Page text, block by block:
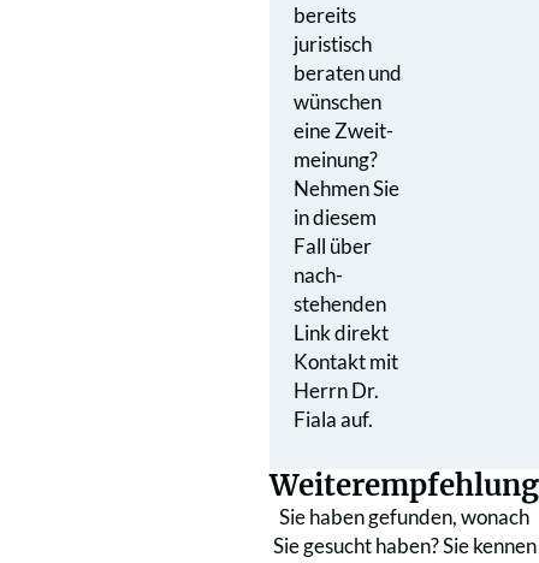
bereits
juristisch
beraten und
wünschen
eine Zweit­
meinung?
Nehmen Sie
in diesem
Fall über
nach­
stehenden
Link direkt
Kontakt mit
Herrn Dr.
Fiala auf.
Weiterempfehlung
Sie haben gefunden, wonach
Sie gesucht haben? Sie kennen